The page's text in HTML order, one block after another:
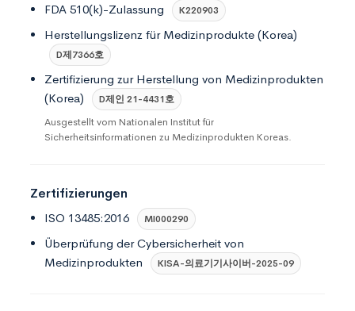
FDA 510(k)-Zulassung K220903
Herstellungslizenz für Medizinprodukte (Korea)
D제7366호
Zertifizierung zur Herstellung von Medizinprodukten
(Korea)
D제인 21-4431호
Ausgestellt vom Nationalen Institut für
Sicherheitsinformationen zu Medizinprodukten Koreas.
Zertifizierungen
ISO 13485:2016 MI000290
Überprüfung der Cybersicherheit von
Medizinprodukten
KISA-의료기기사이버-2025-09